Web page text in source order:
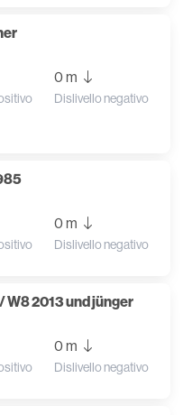
0 m
Dislivello negativo
0 m
Dislivello negativo
W8 2013 und jünger
0 m
Dislivello negativo